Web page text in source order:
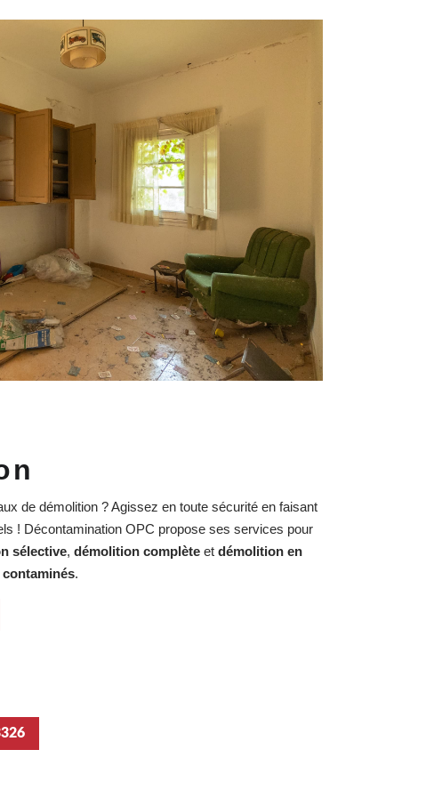
de démolition ? Agissez en toute sécurité en faisant
! Décontamination OPC propose ses services pour
sélective,démolition complète etdémolition en
contaminés.